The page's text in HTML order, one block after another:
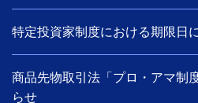
特定投資家制度における期限日
商品先物取引法「プロ・アマ制
らせ